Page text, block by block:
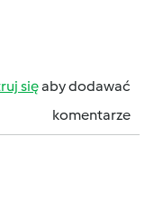
sięaby dodawać
komentarze